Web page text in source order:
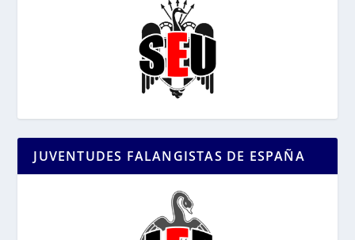
JUVENTUDES FALANGISTAS DE ESPAÑA